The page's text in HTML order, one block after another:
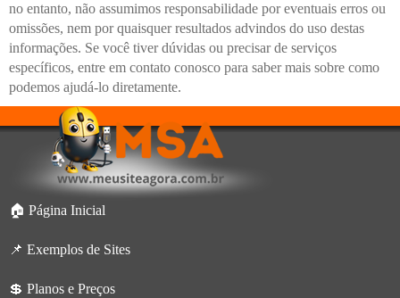
no entanto, não assumimos responsabilidade por eventuais erros ou
omissões, nem por quaisquer resultados advindos do uso destas
informações. Se você tiver dúvidas ou precisar de serviços
específicos, entre em contato conosco para saber mais sobre como
podemos ajudá-lo diretamente.
🏠 Página Inicial
📌 Exemplos de Sites
💲 Planos e Preços